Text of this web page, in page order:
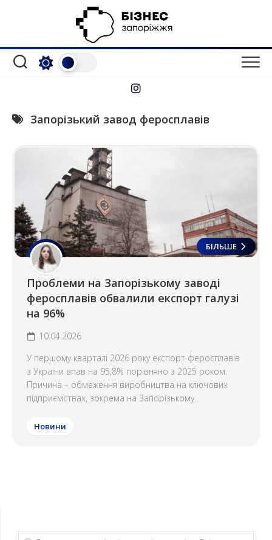
Запорізький завод феросплавів
БІЛЬШЕ
Проблеми на Запорізькому заводі
феросплавів обвалили експорт галузі
на 96%
10.04.2026
У першому кварталі 2026 року експорт феросплавів
з України впав на 95,8% порівняно з 2025 роком.
Причина – обмеження виробництва на ключових
підприємствах, зокрема на Запорізькому...
Новини